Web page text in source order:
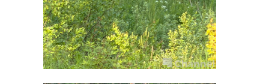
всеволожская кмб
Поделиться статьей: